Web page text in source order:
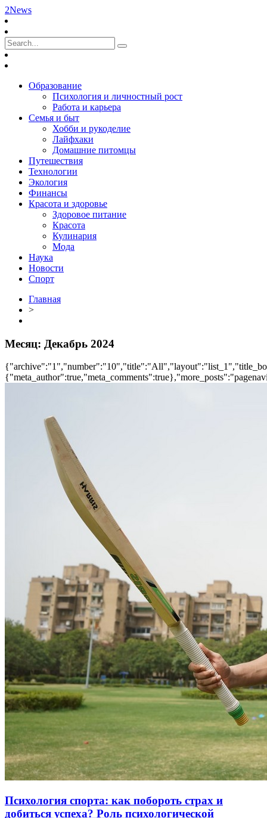
2News
Образование
Психология и личностный рост
Работа и карьера
Семья и быт
Хобби и рукоделие
Лайфхаки
Домашние питомцы
Путешествия
Технологии
Экология
Финансы
Красота и здоровье
Здоровое питание
Красота
Кулинария
Мода
Наука
Новости
Спорт
Главная
>
Месяц: Декабрь 2024
Психология спорта: как побороть страх и
добиться успеха? Роль психологической